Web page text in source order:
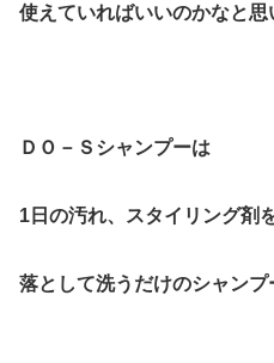
使えていればいいのかなと思
ＤＯ－Ｓシャンプーは
1日の汚れ、スタイリング剤
落として洗うだけのシャンプ